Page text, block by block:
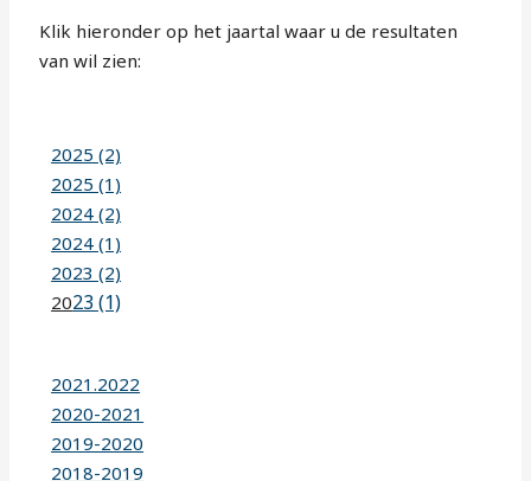
Klik hieronder op het jaartal waar u de resultaten
van wil zien:
2025 (2)
2025 (1)
2024 (2)
2024 (1)
2023 (2)
2023 (1)
2021.2022
2020-2021
2019-2020
2018-2019